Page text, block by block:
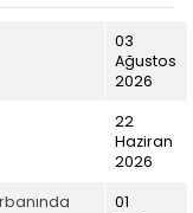
03
Ağustos
2026
22
Haziran
2026
01